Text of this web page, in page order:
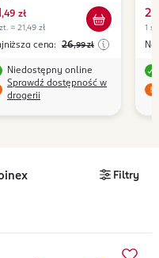
,49 zł
= 21,49 zł
cena: 26,99 zł
Niedostępny online
Sprawdź dostępność w
drogerii
21
1
Filtry